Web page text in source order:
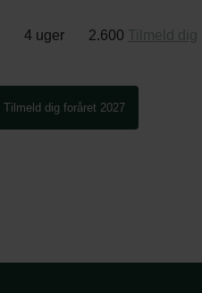
4 uger 2.600 Tilmeld dig
Tilmeld dig foråret 2027